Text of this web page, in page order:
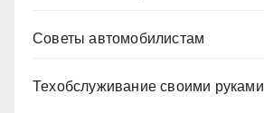
Советы автомобилистам
Техобслуживание своими руками